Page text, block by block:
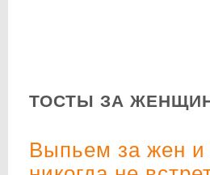
ТОСТЫ ЗА
Выпьем за жен